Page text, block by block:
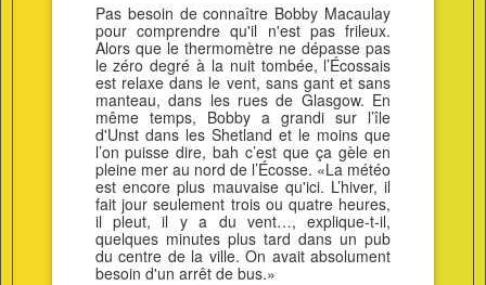
Pas besoin de connaître Bobby Macaulay
pour comprendre qu'il n'est pas frileux.
Alors que le thermomètre ne dépasse pas
le zéro degré à la nuit tombée, l’Écossais
est relaxe dans le vent, sans gant et sans
manteau, dans les rues de Glasgow. En
même temps, Bobby a grandi sur l’île
d'Unst dans les Shetland et le moins que
l’on puisse dire, bah c’est que ça gèle en
pleine mer au nord de l’Écosse. «La météo
est encore plus mauvaise qu'ici. L’hiver, il
fait jour seulement trois ou quatre heures,
il pleut, il y a du vent…, explique-t-il,
quelques minutes plus tard dans un pub
du centre de la ville. On avait absolument
besoin d'un arrêt de bus.»